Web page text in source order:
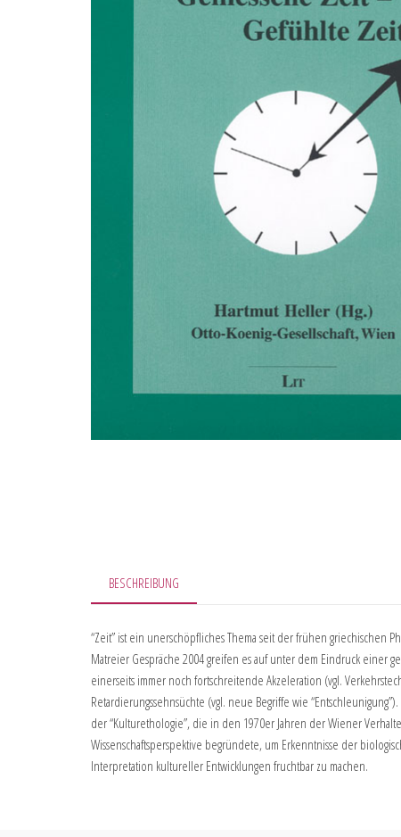
BESCHREIBUNG
“Zeit” ist ein unerschöpfliches Thema seit der frühen griechischen
Matreier Gespräche 2004 greifen es auf unter dem Eindruck einer
einerseits immer noch fortschreitende Akzeleration (vgl.
Retardierungssehnsüchte (vgl. neue Begriffe wie
der “Kulturethologie”, die in den 1970er Jahren der Wiener
Wissenschaftsperspektive begründete, um Erkenntnisse der
Interpretation kultureller Entwicklungen fruchtbar zu machen.